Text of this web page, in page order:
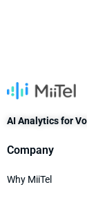
AI Analytics for
Company
Why MiiTel